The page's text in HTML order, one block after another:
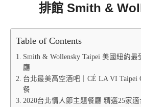
排館 Smith &
Table of Contents
Smith & Wollensky Taipei 美國紐約
廳
台北最美高空酒吧｜CÉ LA VI Taipei
餐
2020台北情人節主題餐廳 精選25家適